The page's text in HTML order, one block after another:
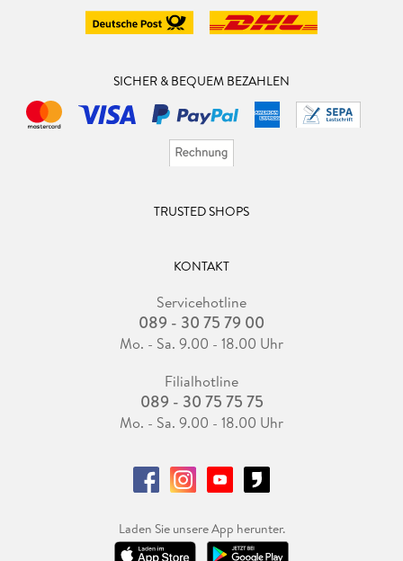
SICHER & BEQUEM BEZAHLEN
TRUSTED SHOPS
KONTAKT
Servicehotline
089 - 30 75 79 00
Mo. - Sa. 9.00 - 18.00 Uhr
Filialhotline
089 - 30 75 75 75
Mo. - Sa. 9.00 - 18.00 Uhr
Laden Sie unsere App herunter.